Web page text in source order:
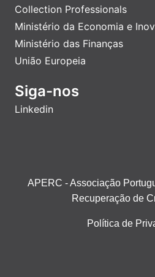
Collection Professionals
Ministério da Economia e
Ministério das Finanças
União Europeia
Siga-nos
Linkedin
APERC - Associação
Recuperação de
Política de